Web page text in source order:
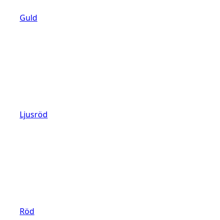
Guld
Ljusröd
Röd